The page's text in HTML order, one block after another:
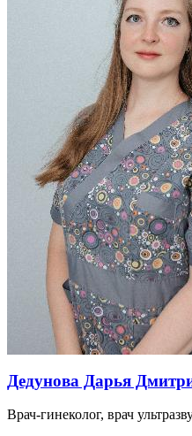
Дедунова Дарья
Врач-гинеколог, врач